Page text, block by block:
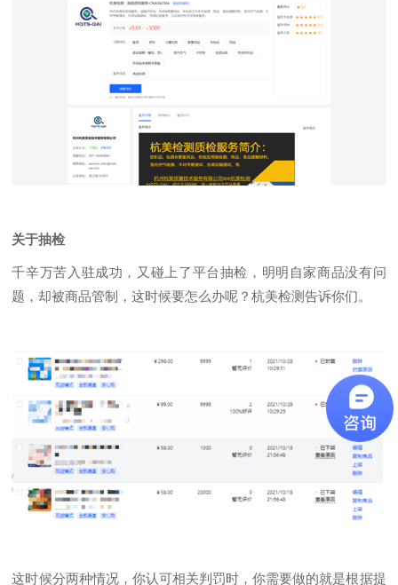
关于抽检
千辛万苦入驻成功，又碰上了平台抽检，明明自家商品没有问
题，却被商品管制，这时候要怎么办呢？杭美检测告诉你们。
这时候分两种情况，你认可相关判罚时，你需要做的就是根据提